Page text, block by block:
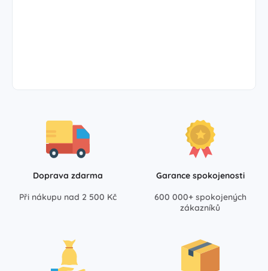
Doprava zdarma
Při nákupu nad 2 500 Kč
Garance spokojenosti
600 000+ spokojených
zákazníků